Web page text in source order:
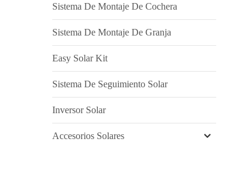
Sistema De Montaje De Cochera
Sistema De Montaje De Granja
Easy Solar Kit
Sistema De Seguimiento Solar
Inversor Solar
Accesorios Solares